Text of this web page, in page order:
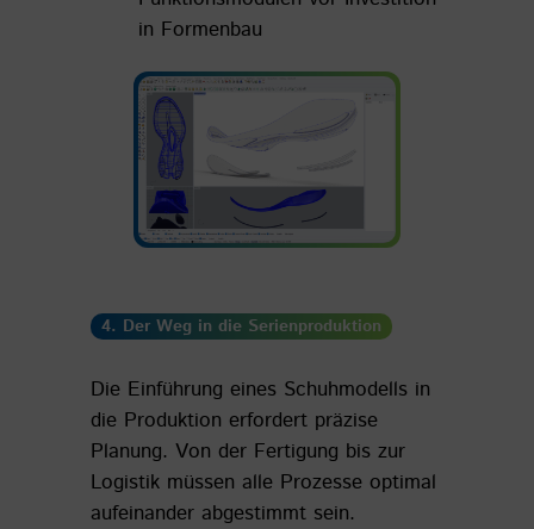
in Formenbau
4. Der Weg in die Serienproduktion
Die Einführung eines Schuhmodells in
die Produktion erfordert präzise
Planung. Von der Fertigung bis zur
Logistik müssen alle Prozesse optimal
aufeinander abgestimmt sein.